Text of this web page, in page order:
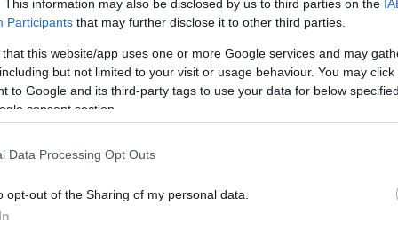
This information may also be disclosed by us to third parties on the
Participants that may further disclose it to other third parties.
that this website/app uses one or more Google services and may
but not limited to your visit or usage behaviour. You may
to Google and its third-party tags to use your data for below
consent section.
Data Processing Opt Outs
opt-out of the Sharing of my personal data.
együtt is nem az Arfi-csörte volt az első nagy
Franciaország környékén. A veterán
azzal vétetette észre magát, hogynem volt
arra utasítanak, hogy nyugalomra
Ennek nyilván oka lehetett, hogy az LFI-nál
és a külvárosok egy része LFI-szimpatizáns,
konfliktuskereső stratégiájába. A Nupes
nem volt mindenki elégedett az LFI
ez esetben is